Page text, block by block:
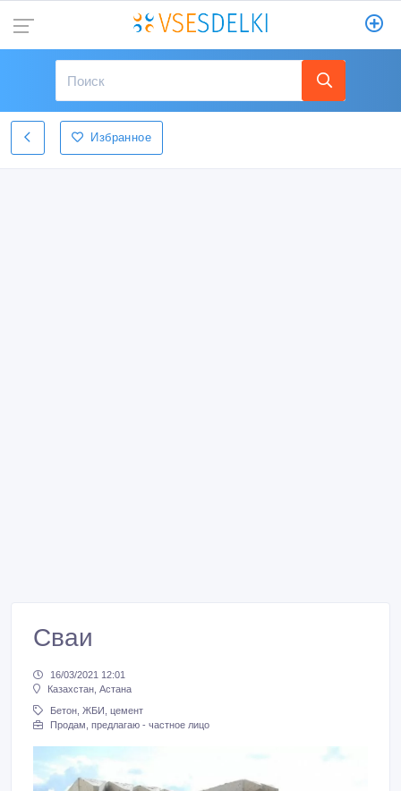
Избранное
Сваи
16/03/2021 12:01
Казахстан, Астана
Бетон, ЖБИ, цемент
Продам, предлагаю - частное лицо